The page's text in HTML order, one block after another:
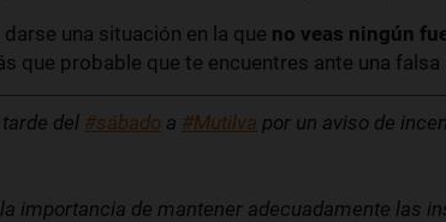
una situación en la que no veas ningún
que probable que te encuentres ante una
del #sábado a #Mutilva por un aviso de
importancia de mantener adecuadamente las